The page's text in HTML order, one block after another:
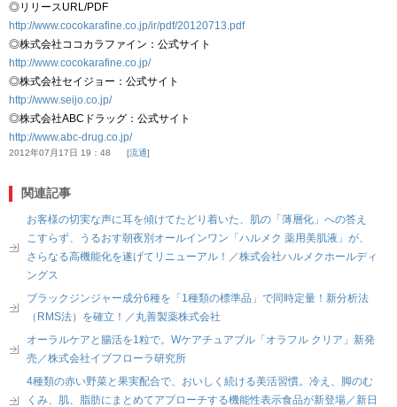
◎リリースURL/PDF
http://www.cocokarafine.co.jp/ir/pdf/20120713.pdf
◎株式会社ココカラファイン：公式サイト
http://www.cocokarafine.co.jp/
◎株式会社セイジョー：公式サイト
http://www.seijo.co.jp/
◎株式会社ABCドラッグ：公式サイト
http://www.abc-drug.co.jp/
2012年07月17日 19：48 流通
関連記事
お客様の切実な声に耳を傾けてたどり着いた、肌の「薄層化」への答え
こすらず、うるおす朝夜別オールインワン「ハルメク 薬用美肌液」が、
さらなる高機能化を遂げてリニューアル！／株式会社ハルメクホールディ
ングス
ブラックジンジャー成分6種を「1種類の標準品」で同時定量！新分析法
（RMS法）を確立！／丸善製薬株式会社
オーラルケアと腸活を1粒で。Wケアチュアブル「オラフル クリア」新発
売／株式会社イブフローラ研究所
4種類の赤い野菜と果実配合で、おいしく続ける美活習慣。冷え、脚のむ
くみ、肌、脂肪にまとめてアプローチする機能性表示食品が新登場／新日